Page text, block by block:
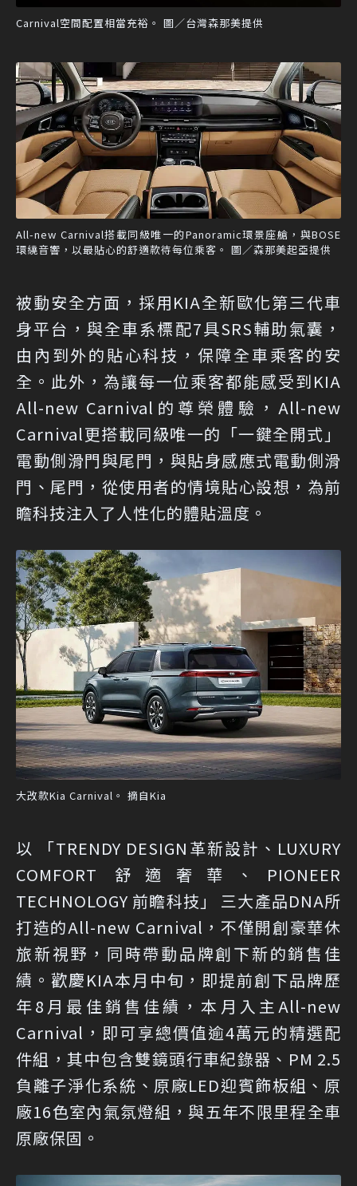
Carnival空間配置相當充裕。 圖／台灣森那美提供
All-new Carnival搭載同級唯一的Panoramic環景座艙，與BOSE
環繞音響，以最貼心的舒適款待每位乘客。 圖／森那美起亞提供
被動安全方面，採用KIA全新歐化第三代車
身平台，與全車系標配7具SRS輔助氣囊，
由內到外的貼心科技，保障全車乘客的安
全。此外，為讓每一位乘客都能感受到KIA
All-new Carnival的尊榮體驗，All-new
Carnival更搭載同級唯一的「一鍵全開式」
電動側滑門與尾門，與貼身感應式電動側滑
門、尾門，從使用者的情境貼心設想，為前
瞻科技注入了人性化的體貼溫度。
大改款Kia Carnival。 摘自Kia
以 「TRENDY DESIGN革新設計、LUXURY
COMFORT 舒適奢華、PIONEER
TECHNOLOGY 前瞻科技」 三大產品DNA所
打造的All-new Carnival，不僅開創豪華休
旅新視野，同時帶動品牌創下新的銷售佳
績。歡慶KIA本月中旬，即提前創下品牌歷
年8月最佳銷售佳績，本月入主All-new
Carnival，即可享總價值逾4萬元的精選配
件組，其中包含雙鏡頭行車紀錄器、PM 2.5
負離子淨化系統、原廠LED迎賓飾板組、原
廠16色室內氣氛燈組，與五年不限里程全車
原廠保固。